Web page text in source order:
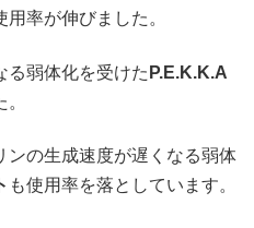
率が伸びました。
る弱体化を受けた P.E.K.K.A
ンの生成速度が遅くなる弱体
も使用率を落としています。